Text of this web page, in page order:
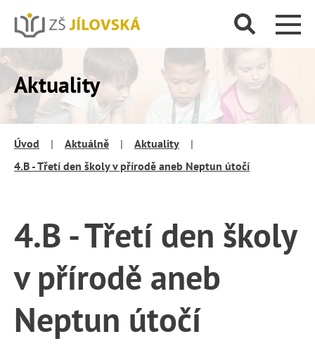
Aktuality
Úvod | Aktuálně | Aktuality
|
4.B - Třetí den školy v přírodě aneb Neptun útočí
4.B - Třetí den školy
v přírodě aneb
Neptun útočí